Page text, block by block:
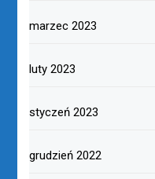
marzec 2023
luty 2023
styczeń 2023
grudzień 2022